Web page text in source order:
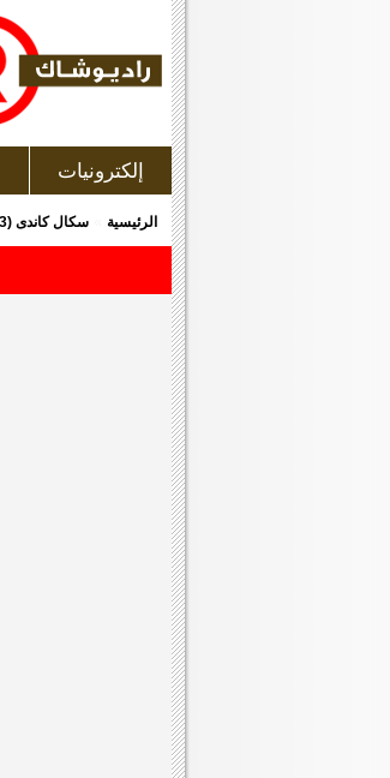
إلكترونيات
الرئيسية سكال كاندى (SCS6SCDZ-003) سماعات رأس مزودة بمايك